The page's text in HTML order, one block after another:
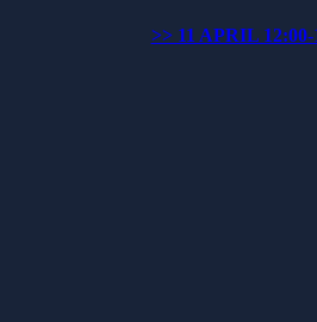
>> 11 APRIL 12:00-